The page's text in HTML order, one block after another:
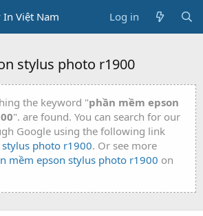
Việt Nam Log in
stylus photo r1900
the keyword "phần mềm epson
". are found. You can search for our
Google using the following link
photo r1900. Or see more
mềm epson stylus photo r1900 on